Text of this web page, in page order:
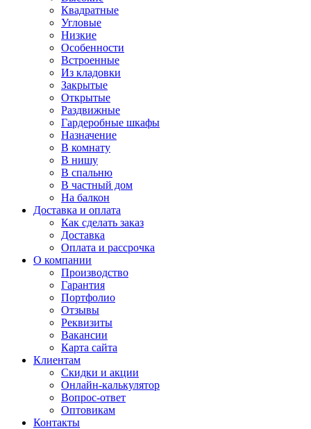
Квадратные
Угловые
Низкие
Особенности
Встроенные
Из кладовки
Закрытые
Открытые
Раздвижные
Гардеробные шкафы
Назначение
В комнату
В нишу
В спальню
В частный дом
На балкон
Доставка и оплата
Как сделать заказ
Доставка
Оплата и рассрочка
О компании
Производство
Гарантия
Портфолио
Отзывы
Реквизиты
Вакансии
Карта сайта
Клиентам
Скидки и акции
Онлайн-калькулятор
Вопрос-ответ
Оптовикам
Контакты